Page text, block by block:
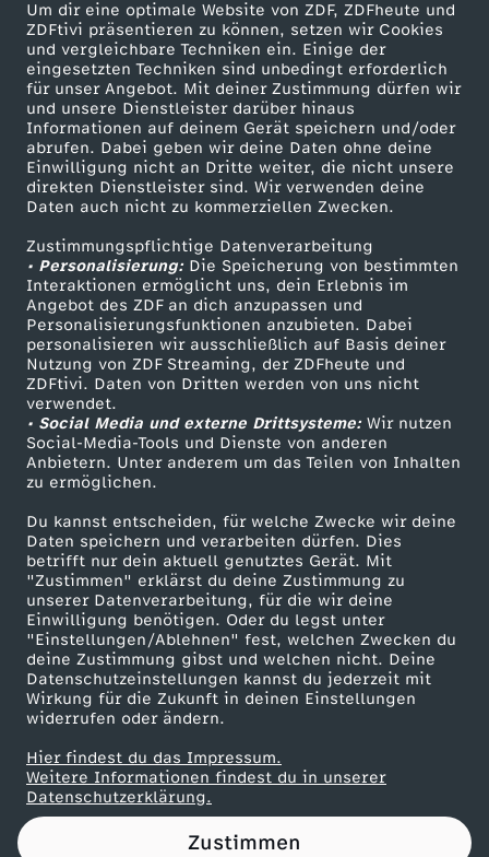
Um dir eine optimale Website von ZDF, ZDFheute und
ZDFtivi präsentieren zu können, setzen wir Cookies
und vergleichbare Techniken ein. Einige der
eingesetzten Techniken sind unbedingt erforderlich
für unser Angebot. Mit deiner Zustimmung dürfen wir
und unsere Dienstleister darüber hinaus
Informationen auf deinem Gerät speichern und/oder
abrufen. Dabei geben wir deine Daten ohne deine
Einwilligung nicht an Dritte weiter, die nicht unsere
direkten Dienstleister sind. Wir verwenden deine
Daten auch nicht zu kommerziellen Zwecken.
Zustimmungspflichtige Datenverarbeitung
• Personalisierung:Die Speicherung von bestimmten
Interaktionen ermöglicht uns, dein Erlebnis im
Angebot des ZDF an dich anzupassen und
Personalisierungsfunktionen anzubieten. Dabei
personalisieren wir ausschließlich auf Basis deiner
Nutzung von ZDF Streaming, der ZDFheute und
ZDFtivi. Daten von Dritten werden von uns nicht
verwendet.
• Social Media und externe Drittsysteme:Wir nutzen
Social-Media-Tools und Dienste von anderen
Anbietern. Unter anderem um das Teilen von Inhalten
zu ermöglichen.
Du kannst entscheiden, für welche Zwecke wir deine
Daten speichern und verarbeiten dürfen. Dies
betrifft nur dein aktuell genutztes Gerät. Mit
"Zustimmen" erklärst du deine Zustimmung zu
unserer Datenverarbeitung, für die wir deine
Einwilligung benötigen. Oder du legst unter
"Einstellungen/Ablehnen" fest, welchen Zwecken du
deine Zustimmung gibst und welchen nicht. Deine
Datenschutzeinstellungen kannst du jederzeit mit
Wirkung für die Zukunft in deinen Einstellungen
widerrufen oder ändern.
Hier findest du das Impressum.
Weitere Informationen findest du in unserer
Datenschutzerklärung.
Zustimmen
t
i
o
n
i
e
r
t
P
u
t
i
n
s
K
r
Mehr ZDF
ZDF-Apps
Smart TV
ZDFtext
Livestreams
Sendungen A-Z
TV-Programm
Service
ZDFmitreden
Kontakt zum ZDF
Tickets
Zuschauerservice
Hilfe
ZDF Unternehmen
Karriere
ZDF goes Schule
Werbefernsehen
Mainzelmännchen
Partner